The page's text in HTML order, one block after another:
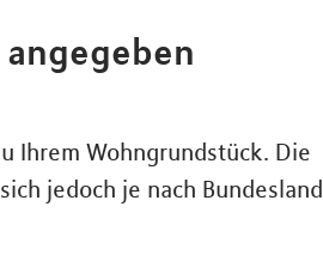
Ihrem Wohngrundstück. Die
jedoch je nach Bundesland